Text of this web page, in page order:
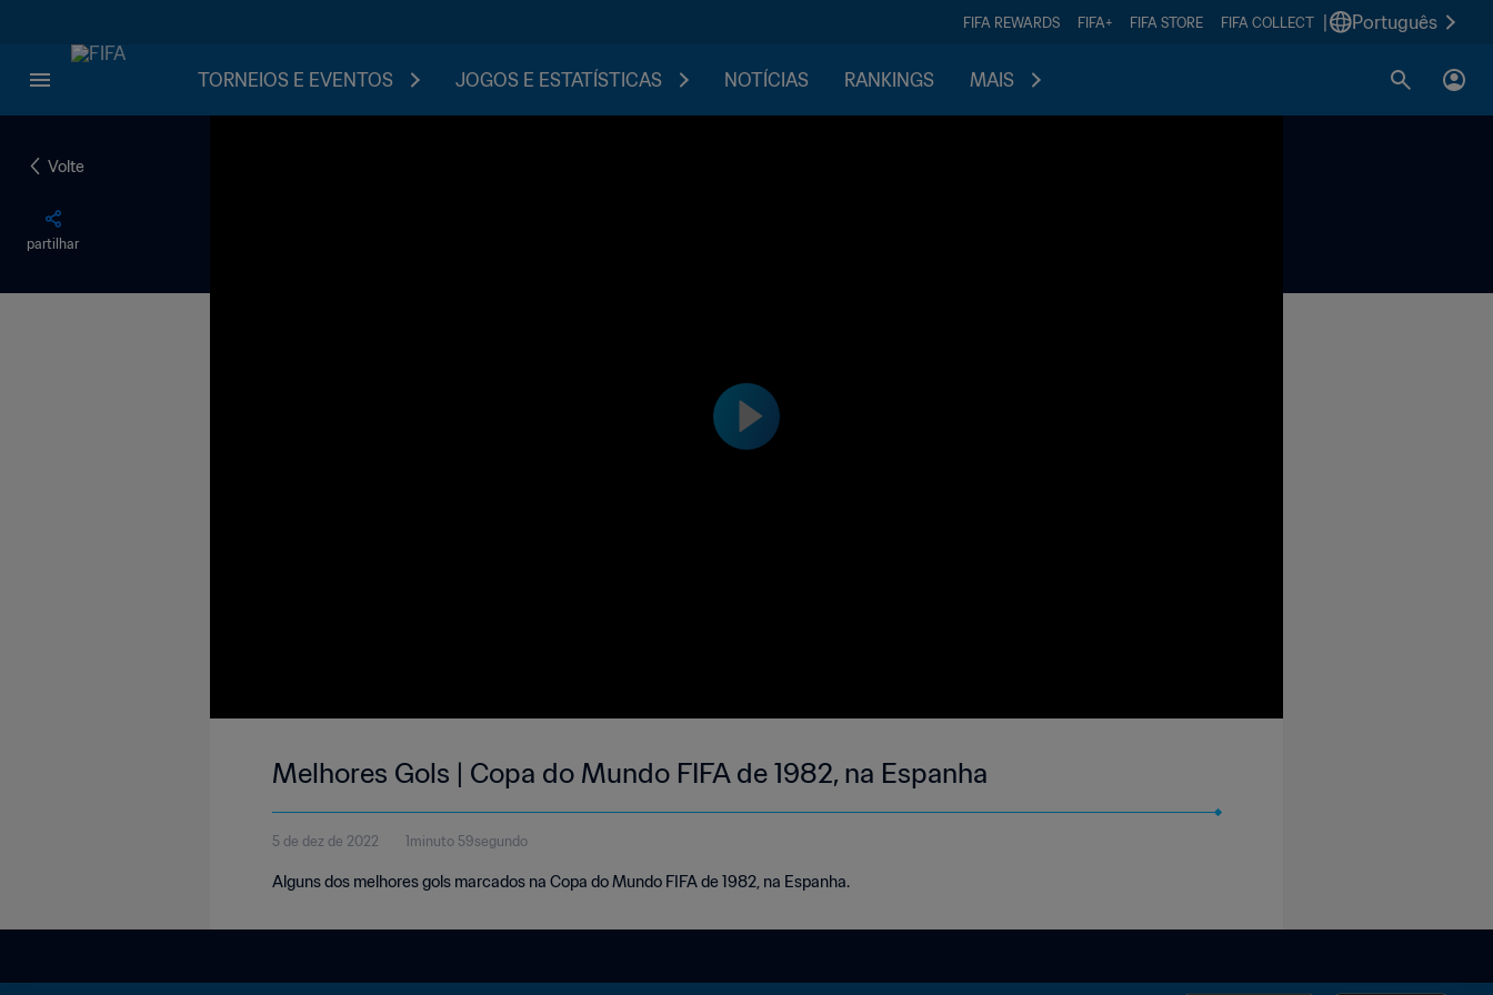
FIFA REWARDS FIFA+ FIFA STORE FIFA COLLECT Português
TORNEIOS E EVENTOS JOGOS E ESTATÍSTICAS NOTÍCIAS RANKINGS MAIS
Volte
partilhar
Melhores Gols | Copa do Mundo FIFA de 1982, na Espanha
5 de dez de 2022 1minuto 59segundo
Alguns dos melhores gols marcados na Copa do Mundo FIFA de 1982, na Espanha.